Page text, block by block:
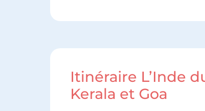
Itinéraire L’Inde
Kerala et Goa